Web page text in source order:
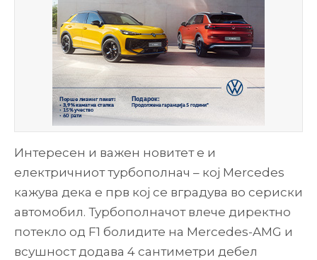
Интересен и важен новитет е и
електричниот турбополнач – кој Mercedes
кажува дека е прв кој се вградува во сериски
автомобил. Турбополначот влече директно
потекло од F1 болидите на Mercedes-AMG и
всушност додава 4 сантиметри дебел